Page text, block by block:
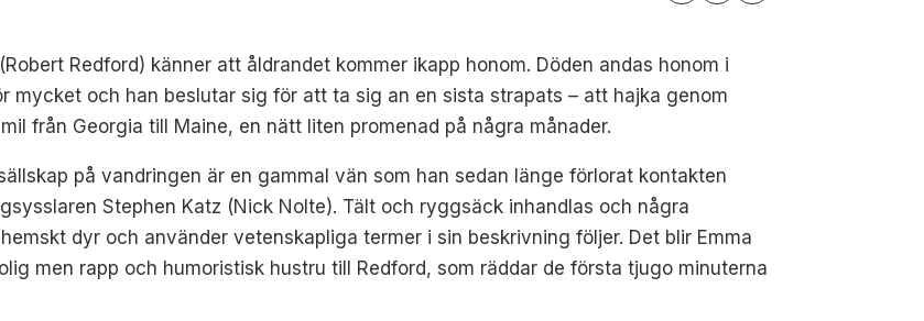
Redford) känner att åldrandet kommer ikapp honom. Döden andas honom i
mycket och han beslutar sig för att ta sig an en sista strapats – att hajka genom
från Georgia till Maine, en nätt liten promenad på några månader.
på vandringen är en gammal vän som han sedan länge förlorat kontakten
Stephen Katz (Nick Nolte). Tält och ryggsäck inhandlas och några
dyr och använder vetenskapliga termer i sin beskrivning följer. Det blir Emma
men rapp och humoristisk hustru till Redford, som räddar de första tjugo minuterna